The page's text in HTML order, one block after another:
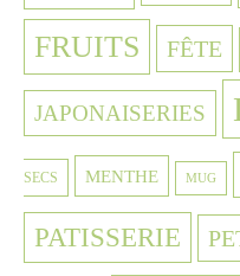
FRUITS FÊTE
JAPONAISERIES
SECS MENTHE MUG
PATISSERIE